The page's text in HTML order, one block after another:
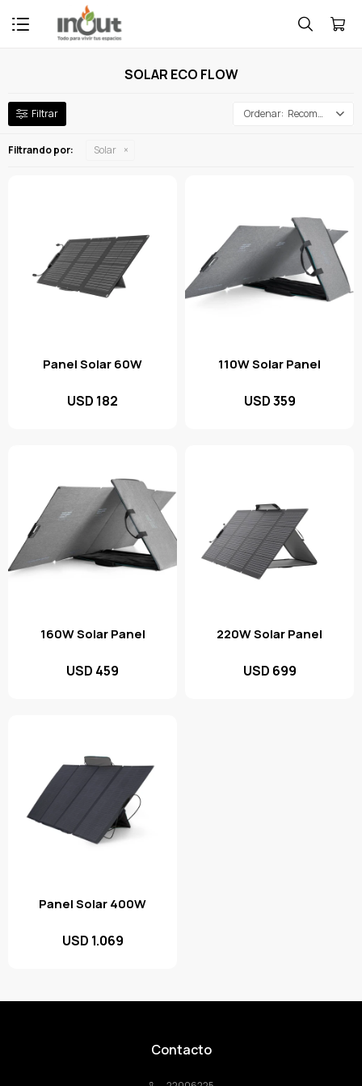

SOLAR ECO FLOW
Recomendados
Filtrando por: Solar
Panel Solar 60W
USD 182
110W Solar Panel
USD359
160W Solar Panel
USD 459
220W Solar Panel
USD 699
Panel Solar 400W
USD 1.069
Contacto